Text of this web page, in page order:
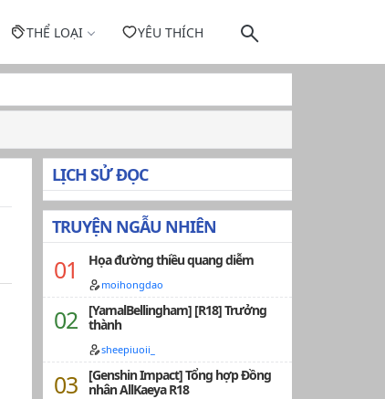
THỂ LOẠI YÊU THÍCH
LỊCH SỬ ĐỌC
TRUYỆN NGẪU NHIÊN
Họa đường thiều quang diễm
moihongdao
[YamalBellingham] [R18] Trưởng
thành
sheepiuoii_
[Genshin Impact] Tổng hợp Đồng
nhân AllKaeya R18